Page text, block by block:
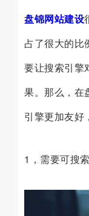
盘锦网站建设
占了很大的比
要让搜索引擎
果。那么，在
引擎更加友好
1，需要可搜